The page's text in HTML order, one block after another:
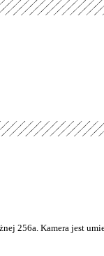
256a. Kamera jest